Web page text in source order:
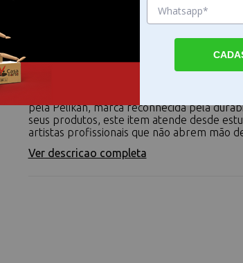
Borracha desenho Pelikan Tc20 para
A borracha desenho Pelikan Tc20 é um
pela Pelikan, marca reconhecida pela
seus produtos, este item atende desde
artistas profissionais que não abrem mão
Ver descricao completa